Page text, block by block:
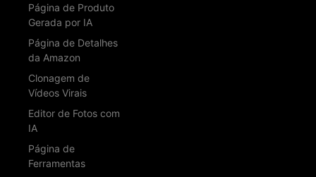
Página de Produto
Gerada por IA
Página de Detalhes
da Amazon
Clonagem de
Vídeos Virais
Editor de Fotos com
IA
Página de
Ferramentas